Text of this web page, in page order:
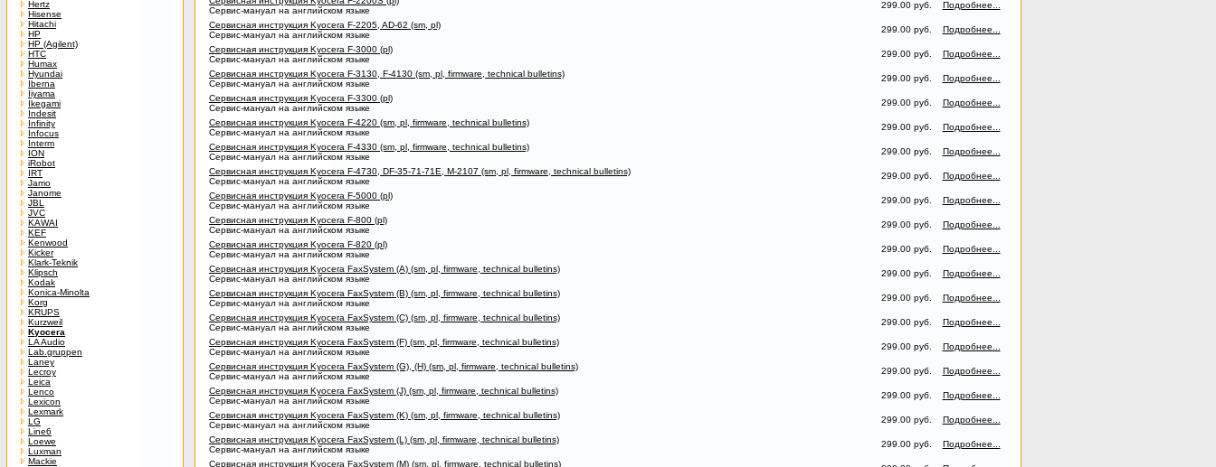
Hertz
Hisense
Hitachi
HP
HP (Agilent)
HTC
Humax
Hyundai
Iberna
Iiyama
Ikegami
Indesit
Infinity
Infocus
Interm
ION
iRobot
IRT
Jamo
Janome
JBL
JVC
KAWAI
KEF
Kenwood
Kicker
Klark-Teknik
Klipsch
Kodak
Konica-Minolta
Korg
KRUPS
Kurzweil
Kyocera
LA Audio
Lab.gruppen
Laney
Lecroy
Leica
Lenco
Lexicon
Lexmark
LG
Line6
Loewe
Luxman
Mackie
Сервис-мануал на английском языке
299.00 руб.
Подробнее...
Сервисная инструкция Kyocera F-2205, AD-62 (sm, pl)
Сервис-мануал на английском языке
299.00 руб.
Подробнее...
Сервисная инструкция Kyocera F-3000 (pl)
Сервис-мануал на английском языке
299.00 руб.
Подробнее...
Сервисная инструкция Kyocera F-3130, F-4130 (sm, pl, firmware, technical bulletins)
Сервис-мануал на английском языке
299.00 руб.
Подробнее...
Сервисная инструкция Kyocera F-3300 (pl)
Сервис-мануал на английском языке
299.00 руб.
Подробнее...
Сервисная инструкция Kyocera F-4220 (sm, pl, firmware, technical bulletins)
Сервис-мануал на английском языке
299.00 руб.
Подробнее...
Сервисная инструкция Kyocera F-4330 (sm, pl, firmware, technical bulletins)
Сервис-мануал на английском языке
299.00 руб.
Подробнее...
Сервисная инструкция Kyocera F-4730, DF-35-71-71E, M-2107 (sm, pl, firmware, technical bulletins)
Сервис-мануал на английском языке
299.00 руб.
Подробнее...
Сервисная инструкция Kyocera F-5000 (pl)
Сервис-мануал на английском языке
299.00 руб.
Подробнее...
Сервисная инструкция Kyocera F-800 (pl)
Сервис-мануал на английском языке
299.00 руб.
Подробнее...
Сервисная инструкция Kyocera F-820 (pl)
Сервис-мануал на английском языке
299.00 руб.
Подробнее...
Сервисная инструкция Kyocera FaxSystem (A) (sm, pl, firmware, technical bulletins)
Сервис-мануал на английском языке
299.00 руб.
Подробнее...
Сервисная инструкция Kyocera FaxSystem (B) (sm, pl, firmware, technical bulletins)
Сервис-мануал на английском языке
299.00 руб.
Подробнее...
Сервисная инструкция Kyocera FaxSystem (C) (sm, pl, firmware, technical bulletins)
Сервис-мануал на английском языке
299.00 руб.
Подробнее...
Сервисная инструкция Kyocera FaxSystem (F) (sm, pl, firmware, technical bulletins)
Сервис-мануал на английском языке
299.00 руб.
Подробнее...
Сервисная инструкция Kyocera FaxSystem (G), (H) (sm, pl, firmware, technical bulletins)
Сервис-мануал на английском языке
299.00 руб.
Подробнее...
Сервисная инструкция Kyocera FaxSystem (J) (sm, pl, firmware, technical bulletins)
Сервис-мануал на английском языке
299.00 руб.
Подробнее...
Сервисная инструкция Kyocera FaxSystem (K) (sm, pl, firmware, technical bulletins)
Сервис-мануал на английском языке
299.00 руб.
Подробнее...
Сервисная инструкция Kyocera FaxSystem (L) (sm, pl, firmware, technical bulletins)
Сервис-мануал на английском языке
299.00 руб.
Подробнее...
Сервисная инструкция Kyocera FaxSystem (M) (sm, pl, firmware, technical bulletins)